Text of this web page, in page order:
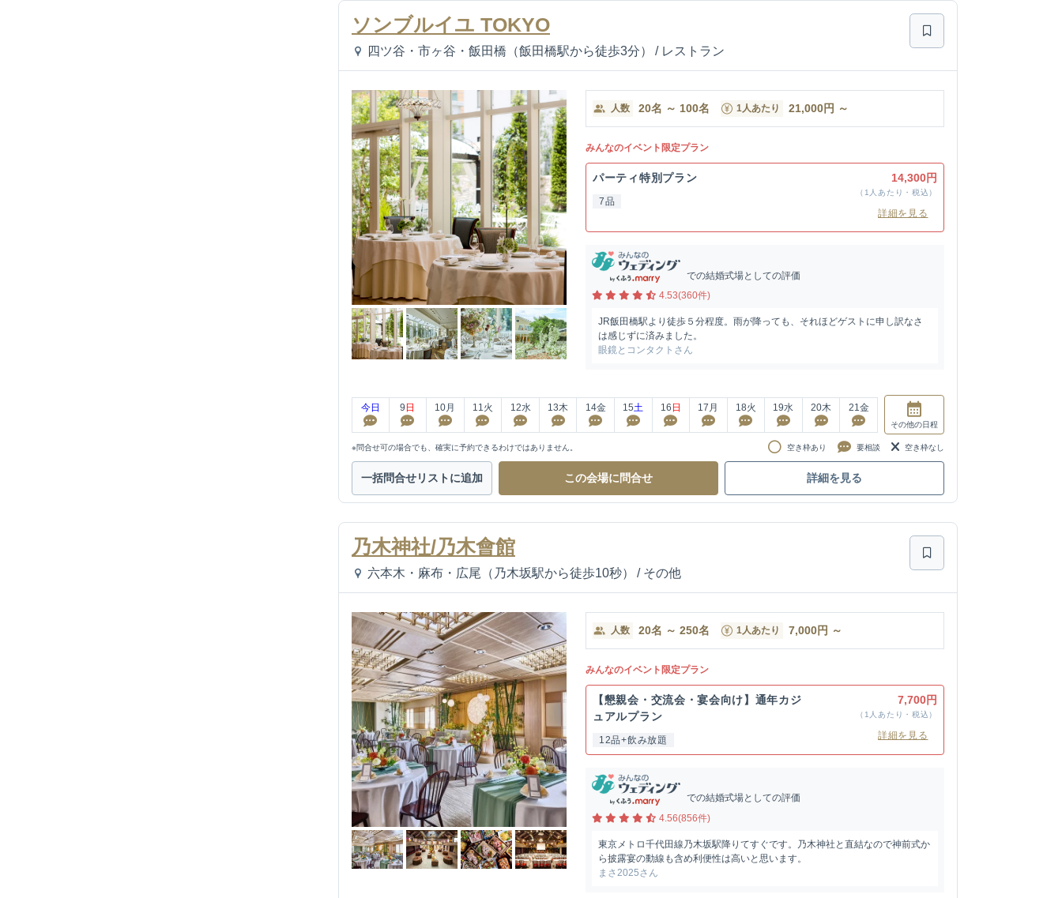
ソンブルイユ TOKYO
四ツ谷・市ヶ谷・飯田橋（飯田橋駅から徒歩3分） / レストラン
人数 20名 ～ 100名 1人あたり 21,000円 ～
みんなのイベント限定プラン
パーティ特別プラン
7品
14,300円
（1人あたり・税込）
詳細を見る
での結婚式場としての評価
4.53(360件)
JR飯田橋駅より徒歩５分程度。雨が降っても、それほどゲストに申し訳なさ
は感じずに済みました。
眼鏡とコンタクトさん
今日 9 日 10月 11 火 12水 13木 14金 15土 16 日 17 月 18火 19水 20木 21 金
その他の日程
※問合せ可の場合でも、確実に予約できるわけではありません。 空き枠あり 要相談 空き枠なし
一括問合せリストに追加 この会場に問合せ 詳細を見る
乃木神社/乃木會館
六本木・麻布・広尾（乃木坂駅から徒歩10秒） / その他
人数 20名 ～ 250名 1人あたり 7,000円 ～
みんなのイベント限定プラン
【懇親会・交流会・宴会向け】通年カジ
ュアルプラン
12品+飲み放題
7,700円
（1人あたり・税込）
詳細を見る
での結婚式場としての評価
4.56(856件)
東京メトロ千代田線乃木坂駅降りてすぐです。乃木神社と直結なので神前式か
ら披露宴の動線も含め利便性は高いと思います。
まさ2025さん